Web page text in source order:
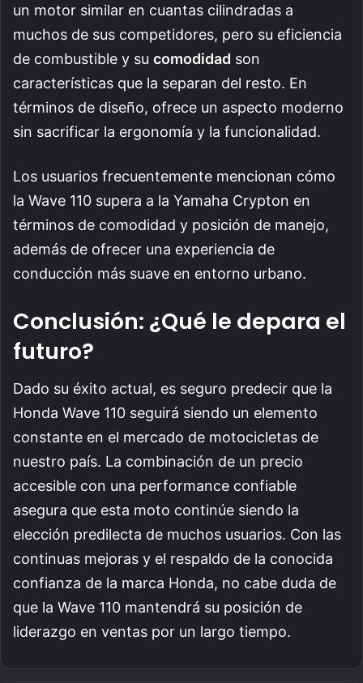
un motor similar en cuantas cilindradas a
muchos de sus competidores, pero su eficiencia
de combustible y su comodidad son
características que la separan del resto. En
términos de diseño, ofrece un aspecto moderno
sin sacrificar la ergonomía y la funcionalidad.
Los usuarios frecuentemente mencionan cómo
la Wave 110 supera a la Yamaha Crypton en
términos de comodidad y posición de manejo,
además de ofrecer una experiencia de
conducción más suave en entorno urbano.
Conclusión: ¿Qué le depara el
futuro?
Dado su éxito actual, es seguro predecir que la
Honda Wave 110 seguirá siendo un elemento
constante en el mercado de motocicletas de
nuestro país. La combinación de un precio
accesible con una performance confiable
asegura que esta moto continúe siendo la
elección predilecta de muchos usuarios. Con las
continuas mejoras y el respaldo de la conocida
confianza de la marca Honda, no cabe duda de
que la Wave 110 mantendrá su posición de
liderazgo en ventas por un largo tiempo.